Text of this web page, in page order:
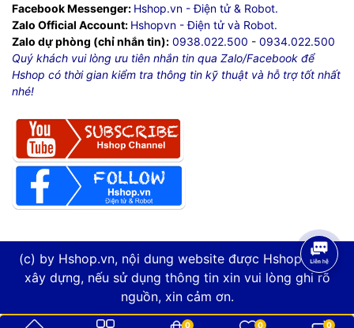
Facebook Messenger: Hshop.vn - Điện tử & Robot.
Zalo Official Account: Hshopvn - Điện tử và Robot.
Zalo dự phòng (chỉ nhắn tin): 0938.022.500 - 0934.022.500
Quý khách vui lòng ưu tiên nhắn tin qua Zalo/Facebook để
Hshop có thời gian kiểm tra thông tin kỹ thuật và hỗ trợ tốt nhất
nhé!
(c) by Hshop.vn, nội dung website được Hshop.vn tự
xây dựng, nếu sử dụng thông tin xin vui lòng ghi rõ
nguồn, xin cảm ơn.
0 0 0